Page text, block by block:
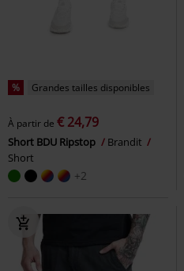
% Grandes tailles disponibles
À partir de € 24,79
Short BDU Ripstop
Brandit
Short
+2